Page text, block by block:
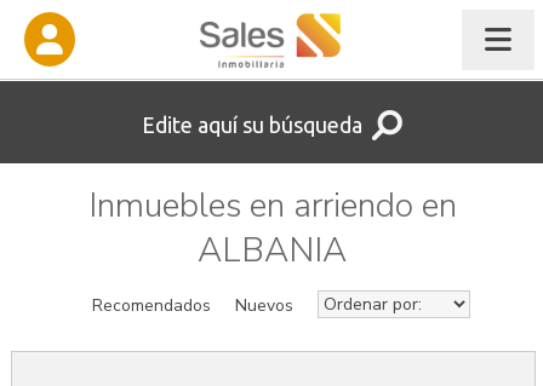
Edite aquí su búsqueda
Inmuebles en arriendo en
ALBANIA
Recomendados Nuevos